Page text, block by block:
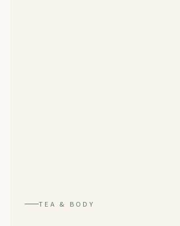
TEA & BODY